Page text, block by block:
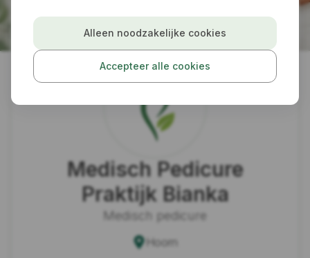
Pedicures
Hoorn
Medisch Pedicure Praktijk Bianka
Medisch Pedicure
Praktijk Bianka
Medisch pedicure
Hoorn
Alleen noodzakelijke cookies
Accepteer alle cookies